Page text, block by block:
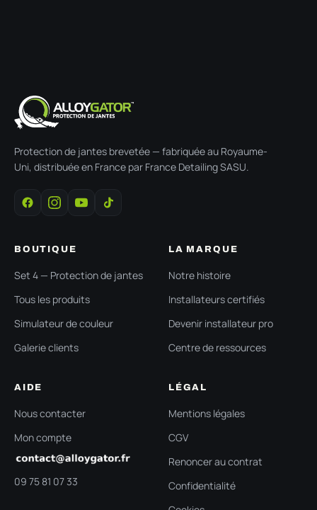
Protection de jantes brevetée — fabriquée au Royaume-
Uni, distribuée en France par France Detailing SASU.
BOUTIQUE
Set 4 — Protection de jantes
Tous les produits
Simulateur de couleur
Galerie clients
LA MARQUE
Notre histoire
Installateurs certifiés
Devenir installateur pro
Centre de ressources
AIDE
Nous contacter
Mon compte
09 75 81 07 33
LÉGAL
Mentions légales
CGV
Renoncer au contrat
Confidentialité